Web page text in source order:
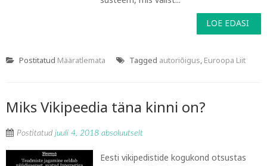
LOE EDASI
Postitatud Määratlemata Tagged autoriõigus, Euroopa Liit
Miks Vikipeedia täna kinni on?
Postitatud juuli 4, 2018 absoluutselt
Eesti vikipedistide kogukond otsustas